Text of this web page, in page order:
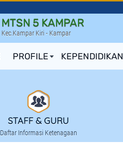
MTSN 5 KAMPAR
Kec.Kampar Kiri - Kampar
PROFILE KEPENDIDIKAN
STAFF & GURU
Daftar Informasi Ketenagaan